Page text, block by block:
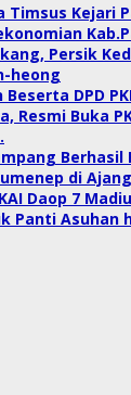
Timsus Kejari
Persik
heong
DPD
Resmi Buka
di Ajang
Daop 7
Panti Asuhan